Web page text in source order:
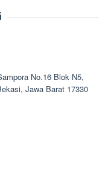
No.16 Blok N5,
Jawa Barat 17330